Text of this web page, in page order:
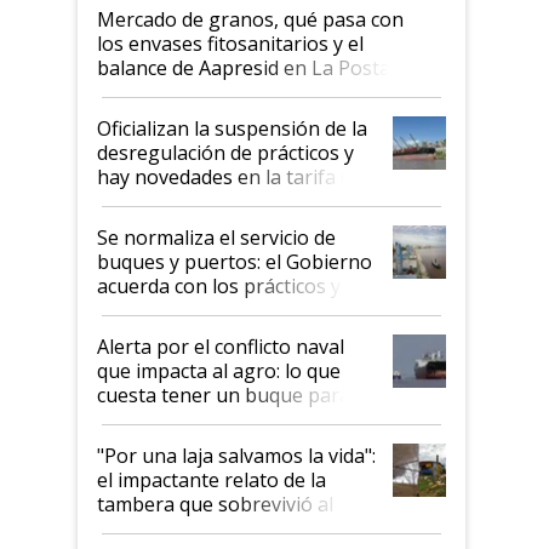
Mercado de granos, qué pasa con
los envases fitosanitarios y el
balance de Aapresid en La Posta
Oficializan la suspensión de la
desregulación de prácticos y
hay novedades en la tarifa de
la hidrovía
Se normaliza el servicio de
buques y puertos: el Gobierno
acuerda con los prácticos y
suspende el decreto de
desregulación
Alerta por el conflicto naval
que impacta al agro: lo que
cuesta tener un buque parado
y el peligro de que Argentina
pase a ser "país sucio"
"Por una laja salvamos la vida":
el impactante relato de la
tambera que sobrevivió al
tornado